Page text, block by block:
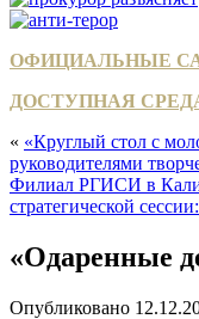
ОФИЦИАЛЬНЫЕ
ДОСТУПНАЯ
« «Круглый стол с
руководителями
Филиал РГИСИ в
стратегической
«Одаренные
Опубликовано